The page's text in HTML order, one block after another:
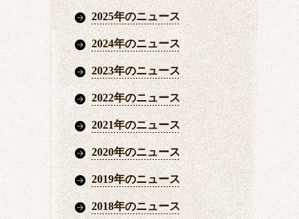
2025年のニュース
2024年のニュース
2023年のニュース
2022年のニュース
2021年のニュース
2020年のニュース
2019年のニュース
2018年のニュース